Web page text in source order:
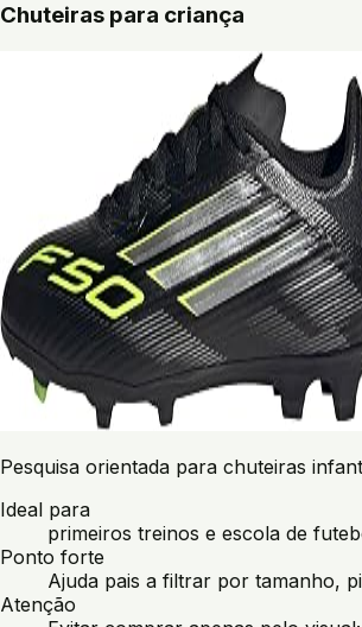
Chuteiras para criança
Pesquisa orientada para chuteiras
Ideal para
primeiros treinos e escola de
Ponto forte
Ajuda pais a filtrar por tamanho,
Atenção